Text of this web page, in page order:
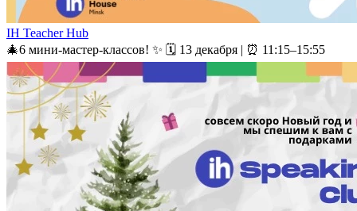
IH Teacher Hub
🎄6 мини-мастер-классов! ✨ 🗓 13 декабря | ⏰ 11:15–15:55